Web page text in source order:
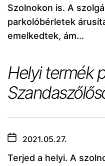
Szolnokon is. A
parkolóbérletek
emelkedtek, ám...
Helyi termék
2021.05.27.
Terjed a helyi. A